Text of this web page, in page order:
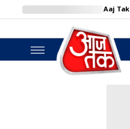
Aaj Tak
BT Bazaar